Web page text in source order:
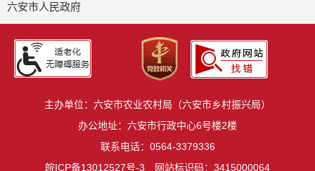
六安市人民政府
主办单位：六安市农业农村局（六安市乡村振兴局）
办公地址：六安市行政中心6号楼2楼
联系电话：0564-3379336
皖ICP备13012527号-3
网站标识码：3415000064